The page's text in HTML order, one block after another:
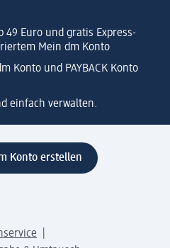
49 Euro und gratis Express-
Mein dm Konto
Konto und PAYBACK Konto
einfach verwalten.
Konto erstellen